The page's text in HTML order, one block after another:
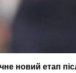
новий етап